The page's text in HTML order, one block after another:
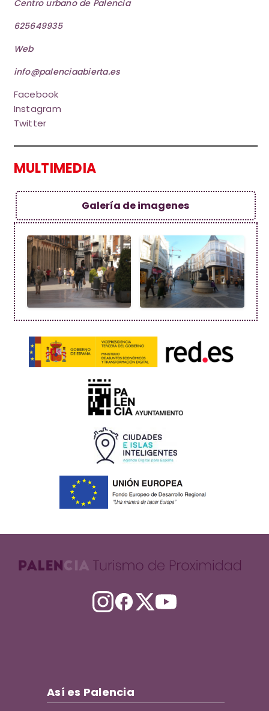
Centro urbano de Palencia
625649935
Web
info@palenciaabierta.es
Facebook
Instagram
Twitter
MULTIMEDIA
Galería de imagenes
Así es Palencia